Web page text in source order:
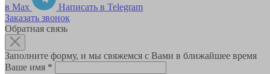
в Max
Написать в Telegram
Заказать звонок
Обратная связь
Заполните форму, и мы свяжемся с Вами в ближайшее время
Ваше имя *